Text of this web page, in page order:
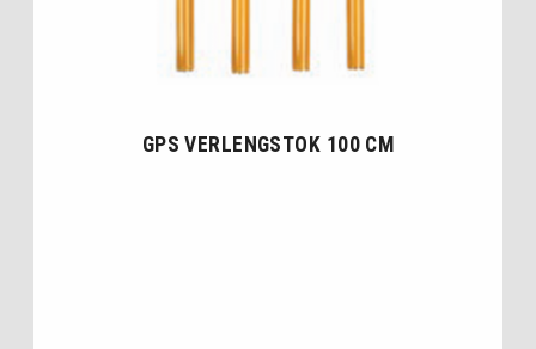
GPS VERLENGSTOK 100 CM